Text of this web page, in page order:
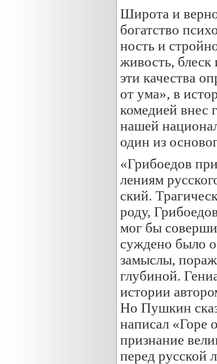
Широта и
богатство
ность и
живость, блеск
эти качества
от ума», в
комедией внес
нашей
один из
«Грибоедов
лениям
ский.
роду,
мог бы
суждено было
замыслы,
глубиной.
истории
Но Пушкин
написал «Горе
признание
перед русской